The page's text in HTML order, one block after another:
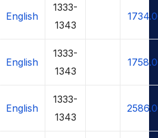
English
1333-
1343
English
1333-
1343
English
1333-
1343